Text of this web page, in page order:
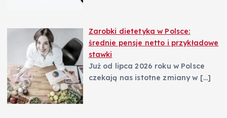
Zarobki dietetyka w Polsce:
średnie pensje netto i przykładowe
stawki
Już od lipca 2026 roku w Polsce
czekają nas istotne zmiany w […]